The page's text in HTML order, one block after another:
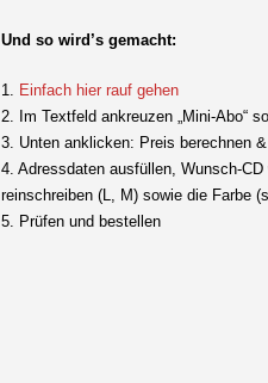
Und so wird’s gemacht:
1. Einfach hier rauf gehen
2. Im Textfeld ankreuzen „Mini-Abo“
3. Unten anklicken: Preis berechnen
4. Adressdaten ausfüllen, Wunsch-
reinschreiben (L, M) sowie die Farbe
5. Prüfen und bestellen